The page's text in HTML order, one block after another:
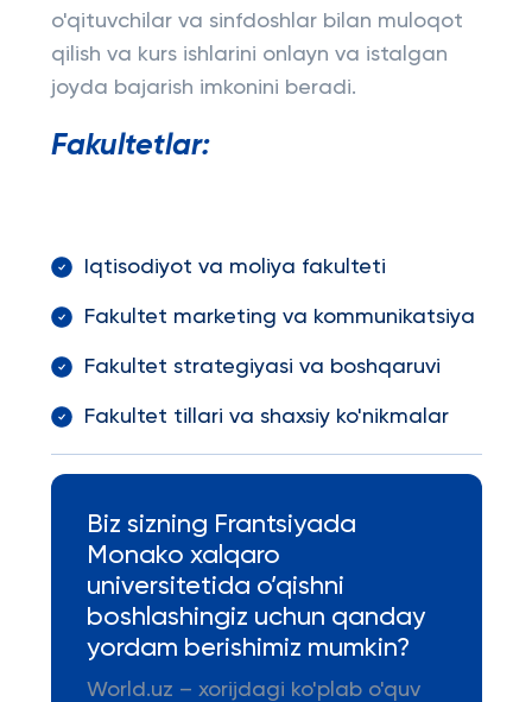
o'qituvchilar va sinfdoshlar bilan muloqot
qilish va kurs ishlarini onlayn va istalgan
joyda bajarish imkonini beradi.
Fakultetlar:
Iqtisodiyot va moliya fakulteti
Fakultet marketing va kommunikatsiya
Fakultet strategiyasi va boshqaruvi
Fakultet tillari va shaxsiy ko'nikmalar
Biz sizning Frantsiyada
Monako xalqaro
universitetida o’qishni
boshlashingiz uchun qanday
yordam berishimiz mumkin?
World.uz – xorijdagi ko'plab o'quv